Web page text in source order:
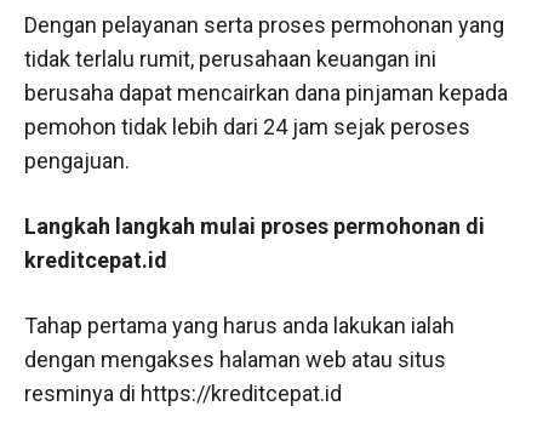
Dengan pelayanan serta proses permohonan yang
tidak terlalu rumit, perusahaan keuangan ini
berusaha dapat mencairkan dana pinjaman kepada
pemohon tidak lebih dari 24 jam sejak peroses
pengajuan.
Langkah langkah mulai proses permohonan di
kreditcepat.id
Tahap pertama yang harus anda lakukan ialah
dengan mengakses halaman web atau situs
resminya di https://kreditcepat.id